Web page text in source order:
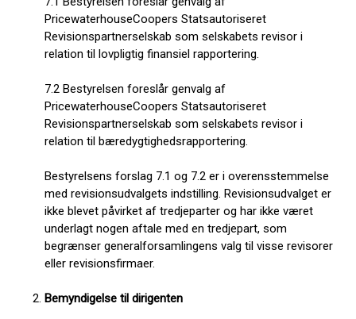
PricewaterhouseCoopers Statsautoriseret
Revisionspartnerselskab som selskabets revisor i
relation til lovpligtig finansiel rapportering.
7.2 Bestyrelsen foreslår genvalg af
PricewaterhouseCoopers Statsautoriseret
Revisionspartnerselskab som selskabets revisor i
relation til bæredygtighedsrapportering.
Bestyrelsens forslag 7.1 og 7.2 er i overensstemmelse
med revisionsudvalgets indstilling. Revisionsudvalget er
ikke blevet påvirket af tredjeparter og har ikke været
underlagt nogen aftale med en tredjepart, som
begrænser generalforsamlingens valg til visse revisorer
eller revisionsfirmaer.
Bemyndigelse til dirigenten